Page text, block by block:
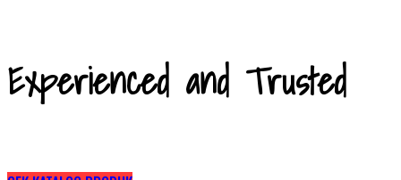
Experienced and Trusted